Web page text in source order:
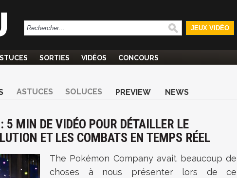
JEUX VIDÉO
SORTIES VIDÉOS CONCOURS
ASTUCES SOLUCES PREVIEW NEWS
5 MIN DE VIDÉO POUR DÉTAILLER LE
ET LES COMBATS EN TEMPS RÉEL
The Pokémon Company avait beaucoup de
choses à nous présenter lors de ce